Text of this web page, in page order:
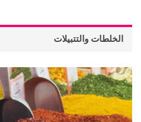
الخلطات والتتبيلات